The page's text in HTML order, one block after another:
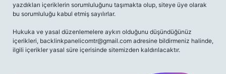
yazdıkları içeriklerin sorumluluğunu taşımakta olup, siteye üye olarak
bu sorumluluğu kabul etmiş sayılırlar.
Hukuka ve yasal düzenlemelere aykırı olduğunu düşündüğünüz
içerikleri, backlinkpanelicomtr@gmail.com adresine bildirmeniz halinde,
ilgili içerikler yasal süre içerisinde sitemizden kaldırılacaktır.